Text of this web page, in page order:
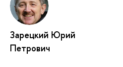
Зарецкий Юрий
Петрович